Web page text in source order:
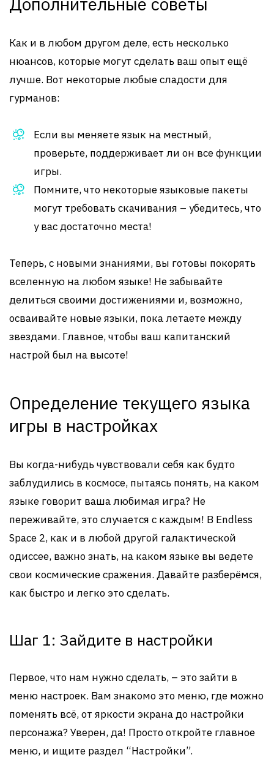
Как и в любом другом деле, есть несколько
нюансов, которые могут сделать ваш опыт ещё
лучше. Вот некоторые любые сладости для
гурманов:
Если вы меняете язык на местный,
проверьте, поддерживает ли он все функции
игры.
Помните, что некоторые языковые пакеты
могут требовать скачивания – убедитесь, что
у вас достаточно места!
Теперь, с новыми знаниями, вы готовы покорять
вселенную на любом языке! Не забывайте
делиться своими достижениями и, возможно,
осваивайте новые языки, пока летаете между
звездами. Главное, чтобы ваш капитанский
настрой был на высоте!
Определение текущего языка
игры в настройках
Вы когда-нибудь чувствовали себя как будто
заблудились в космосе, пытаясь понять, на каком
языке говорит ваша любимая игра? Не
переживайте, это случается с каждым! В Endless
Space 2, как и в любой другой галактической
одиссее, важно знать, на каком языке вы ведете
свои космические сражения. Давайте разберёмся,
как быстро и легко это сделать.
Шаг 1: Зайдите в настройки
Первое, что нам нужно сделать, – это зайти в
меню настроек. Вам знакомо это меню, где можно
поменять всё, от яркости экрана до настройки
персонажа? Уверен, да! Просто откройте главное
меню, и ищите раздел “Настройки”.